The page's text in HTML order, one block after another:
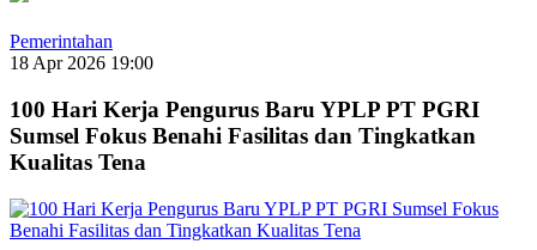
Pemerintahan
18 Apr 2026 19:00
100 Hari Kerja Pengurus Baru YPLP PT PGRI
Sumsel Fokus Benahi Fasilitas dan Tingkatkan
Kualitas Tena